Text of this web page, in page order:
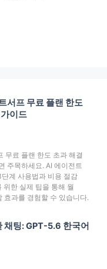
서프 무료 플랜 한도
이드
무료 플랜 한도 초과 해결
주목하세요. AI 에이전트
계 사용법과 비용 절감
위한 실제 팁을 통해 월
효과를 경험할 수 있습니다.
채팅: GPT-5.6 한국어